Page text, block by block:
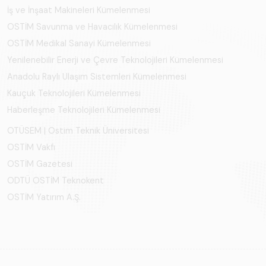
İş ve İnşaat Makineleri Kümelenmesi
OSTİM Savunma ve Havacılık Kümelenmesi
OSTİM Medikal Sanayi Kümelenmesi
Yenilenebilir Enerji ve Çevre Teknolojileri Kümelenmesi
Anadolu Raylı Ulaşım Sistemleri Kümelenmesi
Kauçuk Teknolojileri Kümelenmesi
Haberleşme Teknolojileri Kümelenmesi
OTÜSEM | Ostim Teknik Üniversitesi
OSTİM Vakfı
OSTİM Gazetesi
ODTÜ OSTİM Teknokent
OSTİM Yatırım A.Ş.